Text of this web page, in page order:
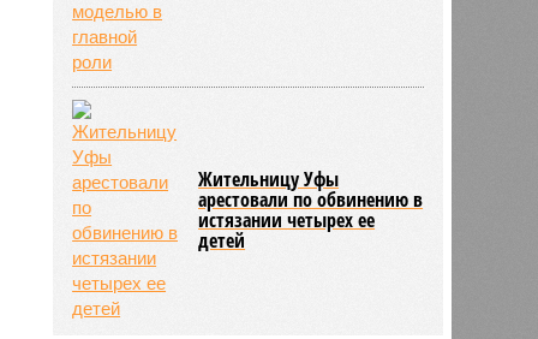
трейлер фильма с русской